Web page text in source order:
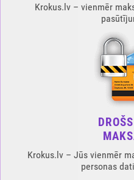
Krokus.lv – vienmēr
Krokus.lv – Jūs vienmēr
personas